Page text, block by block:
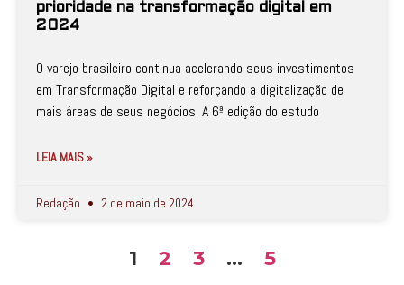
prioridade na transformação digital em
2024
O varejo brasileiro continua acelerando seus investimentos
em Transformação Digital e reforçando a digitalização de
mais áreas de seus negócios. A 6ª edição do estudo
LEIA MAIS »
Redação 2 de maio de 2024
1 2 3 … 5